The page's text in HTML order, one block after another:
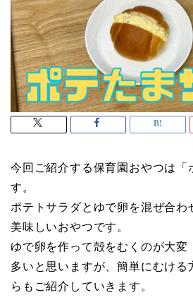
今回ご紹介する保育園おやつは「
す。
ポテトサラダとゆで卵を混ぜ合わ
美味しいおやつです。
ゆで卵を作って殻をむくのが大変
多いと思いますが、簡単にむける
らもご紹介していきます。